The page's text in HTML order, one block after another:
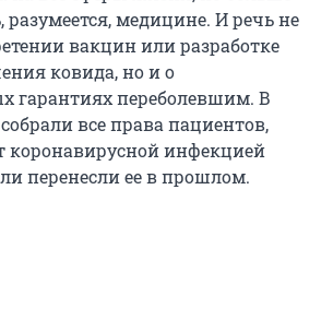
разумеется, медицине. И речь не
вакцин или разработке
ковида, но и о
гарантиях переболевшим. В
все права пациентов,
коронавирусной инфекцией
перенесли ее в прошлом.